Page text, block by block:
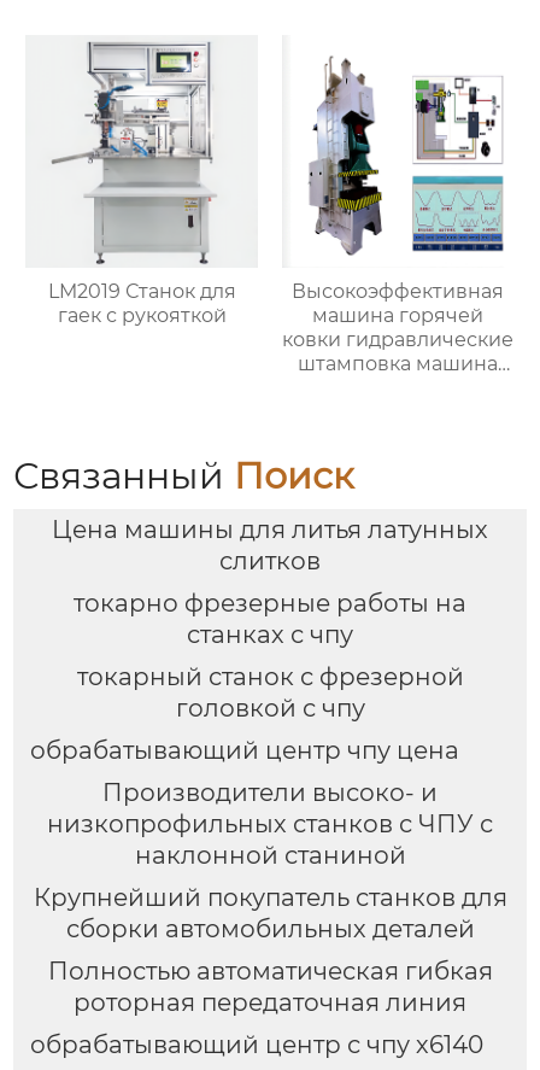
промышленности
LM2019 Станок для
гаек с рукояткой
Высокоэффективная
машина горячей
ковки гидравлические
штамповка машина
Связанный Поиск
Цена машины для литья латунных
слитков
токарно фрезерные работы на
станках с чпу
токарный станок с фрезерной
головкой с чпу
обрабатывающий центр чпу цена
Производители высоко- и
низкопрофильных станков с ЧПУ с
наклонной станиной
Крупнейший покупатель станков для
сборки автомобильных деталей
Полностью автоматическая гибкая
роторная передаточная линия
обрабатывающий центр с чпу х6140